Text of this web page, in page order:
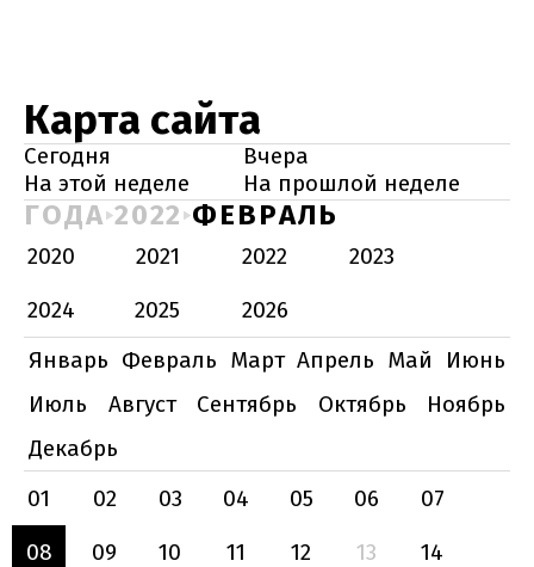
Карта сайта
Сегодня
Вчера
На этой неделе
На прошлой неделе
ГОДА 2022 ФЕВРАЛЬ
2020 2021 2022
2023
2024
2025
2026
Январь Февраль Март Апрель Май
Июнь
Июль
Август Сентябрь Октябрь
Ноябрь
Декабрь
01
02 03 04 05 06
07
08
09 10 11 12 13
14